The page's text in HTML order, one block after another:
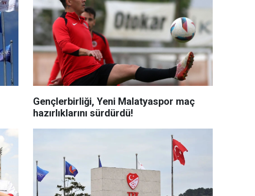
Gençlerbirliği, Yeni Malatyaspor maç
hazırlıklarını sürdürdü!